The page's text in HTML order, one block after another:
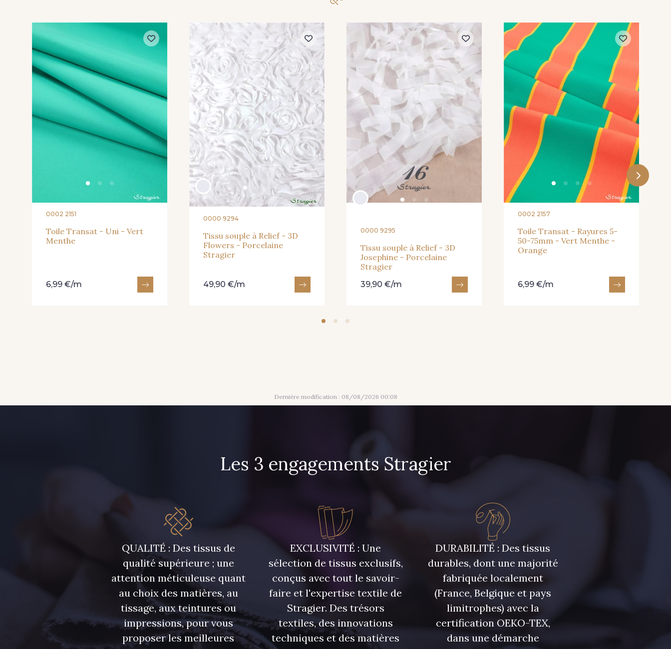
0002 2151
Toile Transat - Uni - Vert
Menthe
6,99 €/m
0000 9294
Tissu souple à Relief - 3D
Flowers - Porcelaine
Stragier
49,90 €/m
0000 9295
Tissu souple à Relief - 3D
Josephine - Porcelaine
Stragier
39,90 €/m
0002 2157
Toile Transat - Rayures 5-
50-75mm - Vert Menthe -
Orange
6,99 €/m
Dernière modification : 08/08/2026 00:08
Les 3 engagements Stragier
QUALITÉ : Des tissus de
qualité supérieure ; une
attention méticuleuse quant
au choix des matières, au
tissage, aux teintures ou
impressions, pour vous
proposer les meilleures
EXCLUSIVITÉ : Une
sélection de tissus exclusifs,
conçus avec tout le savoir-
faire et l'expertise textile de
Stragier. Des trésors
textiles, des innovations
techniques et des matières
DURABILITÉ : Des tissus
durables, dont une majorité
fabriquée localement
(France, Belgique et pays
limitrophes) avec la
certification OEKO-TEX,
dans une démarche